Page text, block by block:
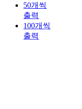
50개씩
출력
100개씩
출력